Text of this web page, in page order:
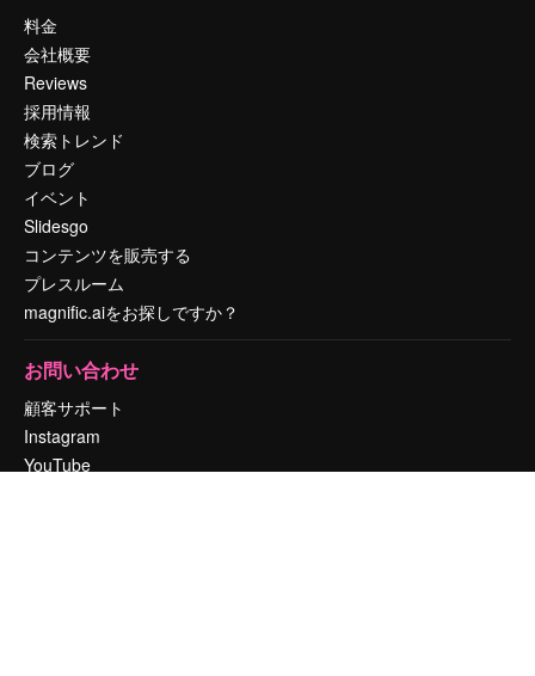
料金
会社概要
Reviews
採用情報
検索トレンド
ブログ
イベント
Slidesgo
コンテンツを販売する
プレスルーム
magnific.aiをお探しですか？
お問い合わせ
顧客サポート
Instagram
YouTube